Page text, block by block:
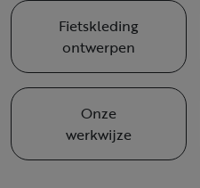
Fietskleding
ontwerpen
Onze
werkwijze